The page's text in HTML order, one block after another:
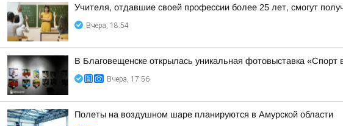
Учителя, отдавшие своей профессии более 25 лет, смогут
Вчера, 18:54
В Благовещенске открылась уникальная фотовыставка «Спорт
Вчера, 17:56
Полеты на воздушном шаре планируются в Амурской области